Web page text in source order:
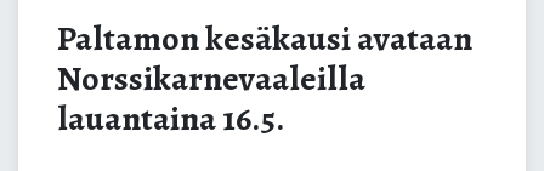
Paltamon kesäkausi avataan
Norssikarnevaaleilla
lauantaina 16.5.